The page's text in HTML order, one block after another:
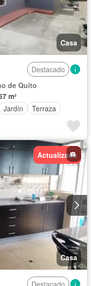
Casa
Destacado
de Quito
m²
Jardín Terraza
Actualizado
Casa
Destacado